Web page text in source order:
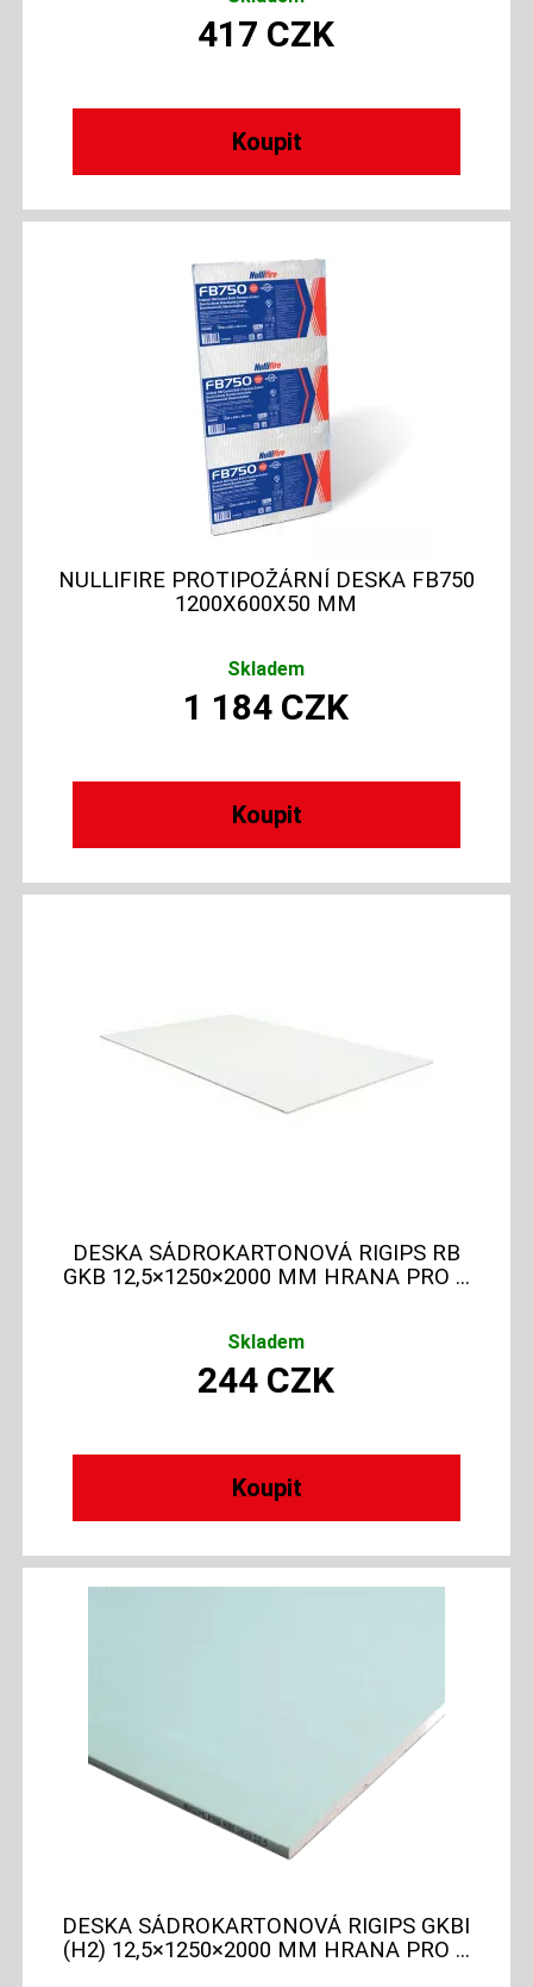
417 CZK
NULLIFIRE PROTIPOŽÁRNÍ DESKA FB750
1200X600X50 MM
Skladem
1 184 CZK
DESKA SÁDROKARTONOVÁ RIGIPS RB
GKB 12,5×1250×2000 MM HRANA PRO ...
Skladem
244 CZK
DESKA SÁDROKARTONOVÁ RIGIPS GKBI
(H2) 12,5×1250×2000 MM HRANA PRO ...